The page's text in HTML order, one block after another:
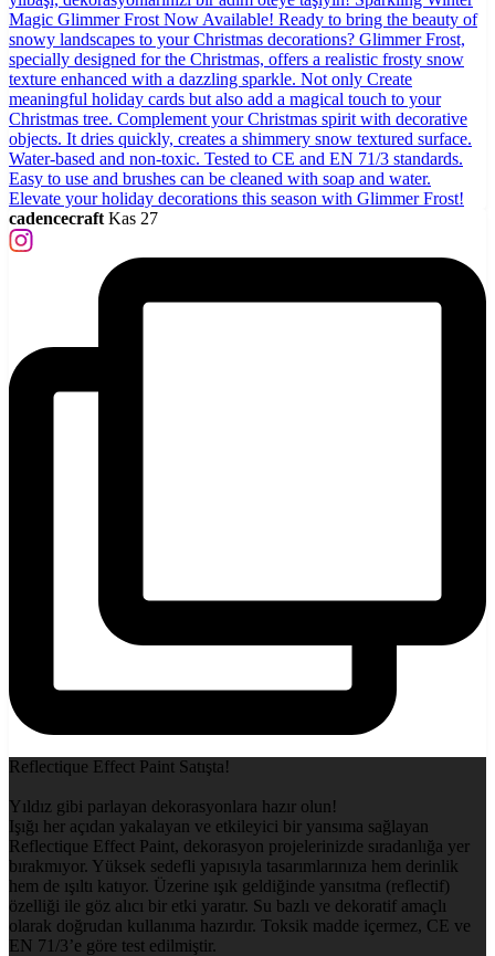
cadencecraft Kas 27
Reflectique Effect Paint Satışta!
Yıldız gibi parlayan dekorasyonlara hazır olun!
Işığı her açıdan yakalayan ve etkileyici bir yansıma sağlayan
Reflectique Effect Paint, dekorasyon projelerinizde sıradanlığa yer
bırakmıyor. Yüksek sedefli yapısıyla tasarımlarınıza hem derinlik
hem de ışıltı katıyor. Üzerine ışık geldiğinde yansıtma (reflectif)
özelliği ile göz alıcı bir etki yaratır. Su bazlı ve dekoratif amaçlı
olarak doğrudan kullanıma hazırdır. Toksik madde içermez, CE ve
EN 71/3’e göre test edilmiştir.